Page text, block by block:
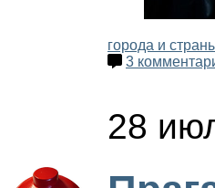
города и
3
28